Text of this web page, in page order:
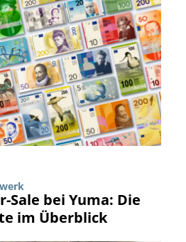
Sale bei Yuma: Die
im Überblick